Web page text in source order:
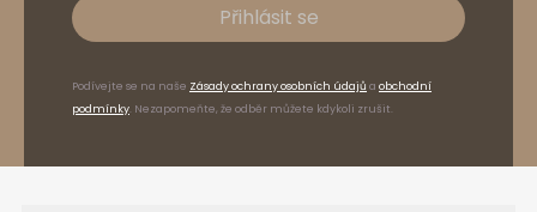
Přihlásit se
Podívejte se na naše Zásady ochrany osobních údajů a obchodní
podmínky. Nezapomeňte, že odběr můžete kdykoli zrušit.